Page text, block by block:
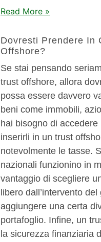
Read More »
Dovresti Prendere In
Offshore?
Se stai pensando
trust offshore, allora
possa essere davvero
beni come immobili,
hai bisogno di
inserirli in un trust
notevolmente le tasse.
nazionali funzionino in
vantaggio di scegliere
libero dall’intervento
aggiungere una certa
portafoglio. Infine, un
la sicurezza finanziaria